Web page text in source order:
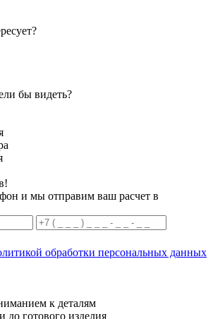
бы видеть?
!
и мы отправим ваш расчет в
обработки персональных данных
к деталям
до готового изделия